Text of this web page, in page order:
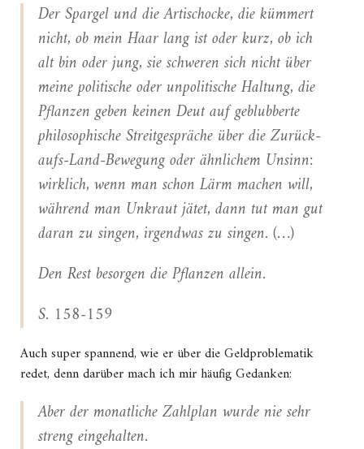
Der Spargel und die Artischocke, die kümmert
nicht, ob mein Haar lang ist oder kurz, ob ich
alt bin oder jung, sie schweren sich nicht über
meine politische oder unpolitische Haltung, die
Pflanzen geben keinen Deut auf geblubberte
philosophische Streitgespräche über die Zurück-
aufs-Land-Bewegung oder ähnlichem Unsinn:
wirklich, wenn man schon Lärm machen will,
während man Unkraut jätet, dann tut man gut
daran zu singen, irgendwas zu singen. (…)
Den Rest besorgen die Pflanzen allein.
S. 158-159
Auch super spannend, wie er über die Geldproblematik
redet, denn darüber mach ich mir häufig Gedanken:
Aber der monatliche Zahlplan wurde nie sehr
streng eingehalten.